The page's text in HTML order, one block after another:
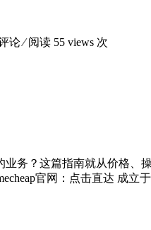
论⁄ 阅读 55 views 次
务？这篇指南就从价格、
官网：点击直达 成